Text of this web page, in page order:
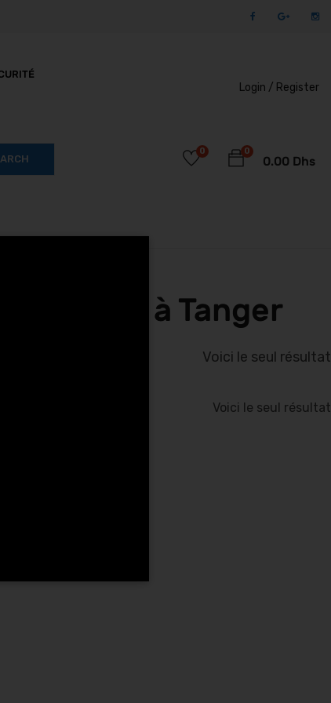
Login / Register
0
0.00 Dhs
0
moto à Tanger
Voici le seul résultat
Voici le seul résultat